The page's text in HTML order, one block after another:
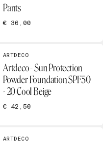
Pants
€ 36,00
ARTDECO
Artdeco - Sun Protection
Powder Foundation SPF50
- 20 Cool Beige
€ 42,50
ARTDECO